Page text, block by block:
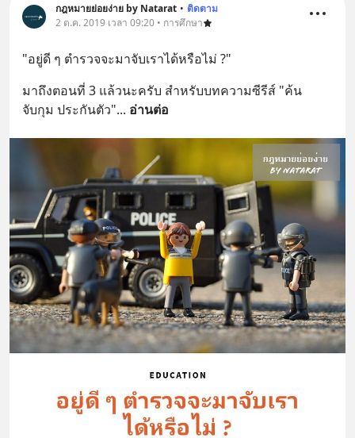
กฎหมายย่อยง่าย by Natarat • ติดตาม
2 ต.ค. 2019 เวลา 09:20 • การศึกษา
"อยู่ดี ๆ ตำรวจจะมาจับเราได้หรือไม่ ?"
มาถึงตอนที่ 3 แล้วนะครับ สำหรับบทความซีรีส์ "ค้น
จับกุม ประกันตัว"... อ่านต่อ